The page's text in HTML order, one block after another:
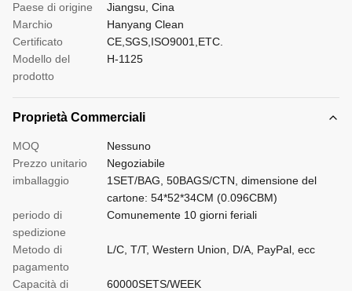
Paese di origine
Jiangsu, Cina
Marchio
Hanyang Clean
Certificato
CE,SGS,ISO9001,ETC.
Modello del
prodotto
H-1125
Proprietà Commerciali
MOQ
Nessuno
Prezzo unitario
Negoziabile
imballaggio
1SET/BAG, 50BAGS/CTN, dimensione del
cartone: 54*52*34CM (0.096CBM)
periodo di
spedizione
Comunemente 10 giorni feriali
Metodo di
pagamento
L/C, T/T, Western Union, D/A, PayPal, ecc
Capacità di
60000SETS/WEEK